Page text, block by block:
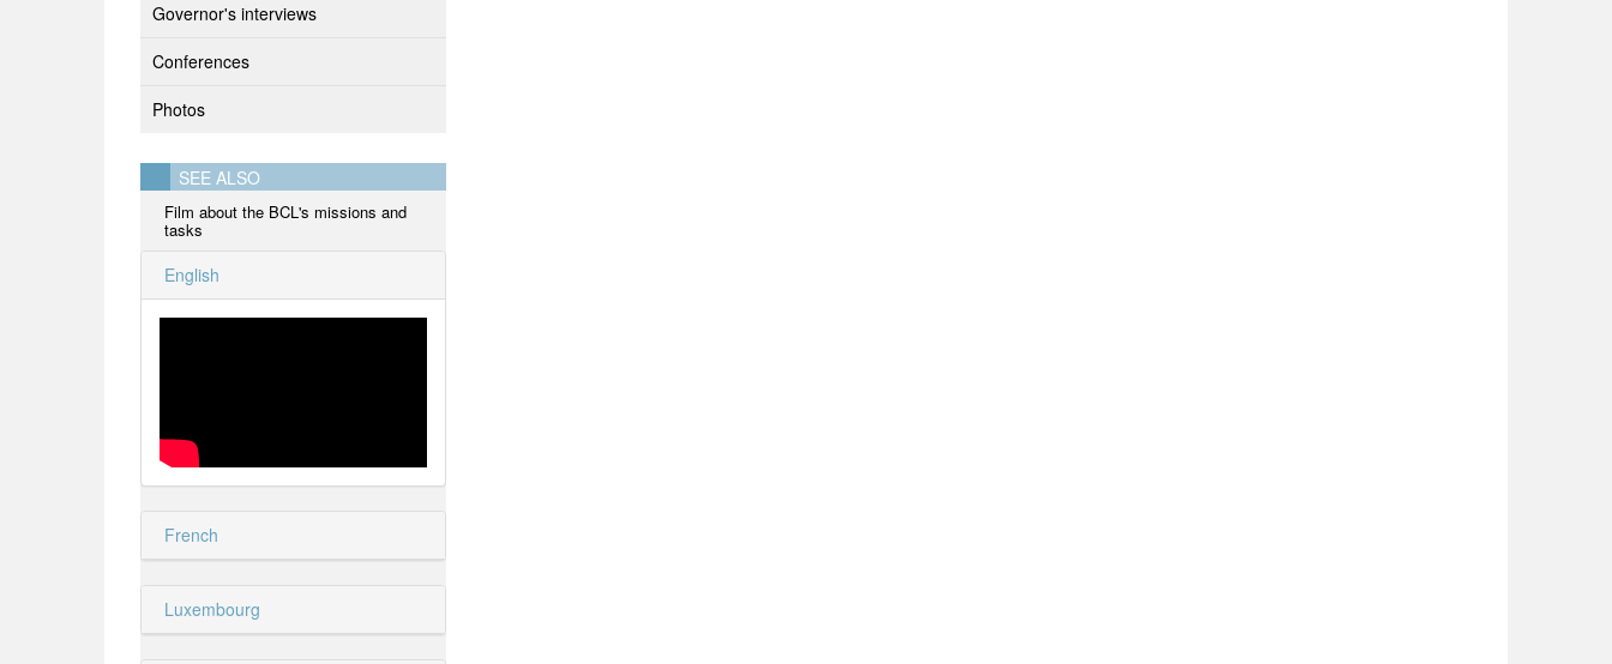
Governor's interviews
Conferences
Photos
SEE ALSO
Film about the BCL's missions and
tasks
English
French
Luxembourg